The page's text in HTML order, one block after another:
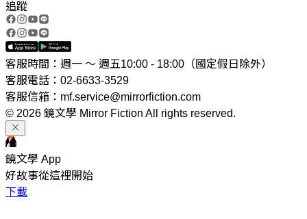
追蹤
客服時間：週一 ～ 週五10:00 - 18:00（國定假日除外）
客服電話：02-6633-3529
客服信箱：mf.service@mirrorfiction.com
© 2026 鏡文學 Mirror Fiction All rights reserved.
鏡文學 App
好故事從這裡開始
下載